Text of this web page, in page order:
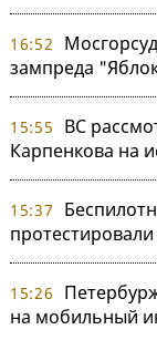
16:52
зампреда
15:55
ВС
Карпенкова на
15:37
15:26
на мобильный